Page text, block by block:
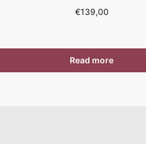
€139,00
Read more